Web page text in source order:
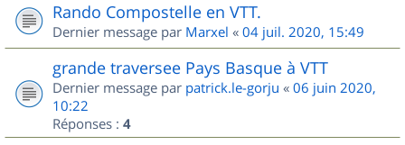
Rando Compostelle en VTT.
Dernier message par Marxel « 04 juil. 2020, 15:49
grande traversee Pays Basque à VTT
Dernier message par patrick.le-gorju « 06 juin 2020,
10:22
Réponses : 4